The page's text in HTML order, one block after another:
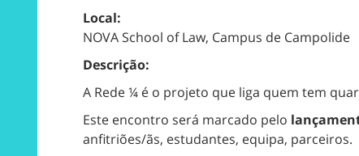
Local:
NOVA School of Law, Campus de Campolide
Descrição:
A Rede ¼ é o projeto que liga quem tem
Este encontro será marcado pelo
anfitriões/ãs, estudantes, equipa, parceiros.